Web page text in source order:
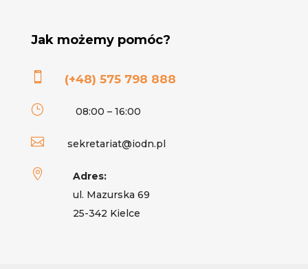
Jak możemy pomóc?
 (+48) 575 798 888
} 08:00 – 16:00
 sekretariat@iodn.pl

Adres:
ul. Mazurska 69
25-342 Kielce